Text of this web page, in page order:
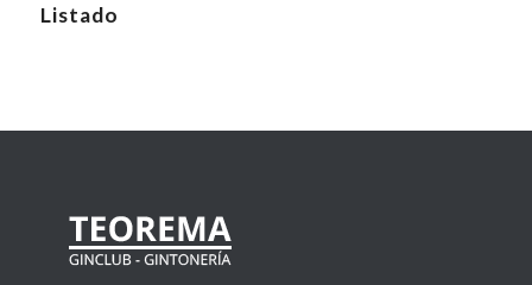
Listado